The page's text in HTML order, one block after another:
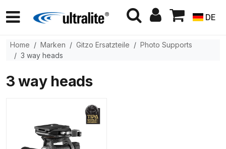
DE
Home Marken Gitzo Ersatzteile
Photo Supports
3 way heads
3 way heads